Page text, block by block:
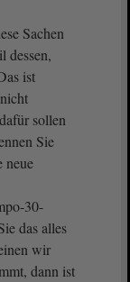
Sachen
dessen,
ist
sollen
Sie
neue
30-
das alles
wir
dann ist